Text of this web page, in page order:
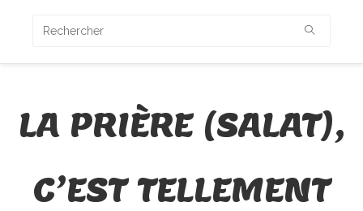
LA PRIÈRE (SALAT),
C’EST TELLEMENT